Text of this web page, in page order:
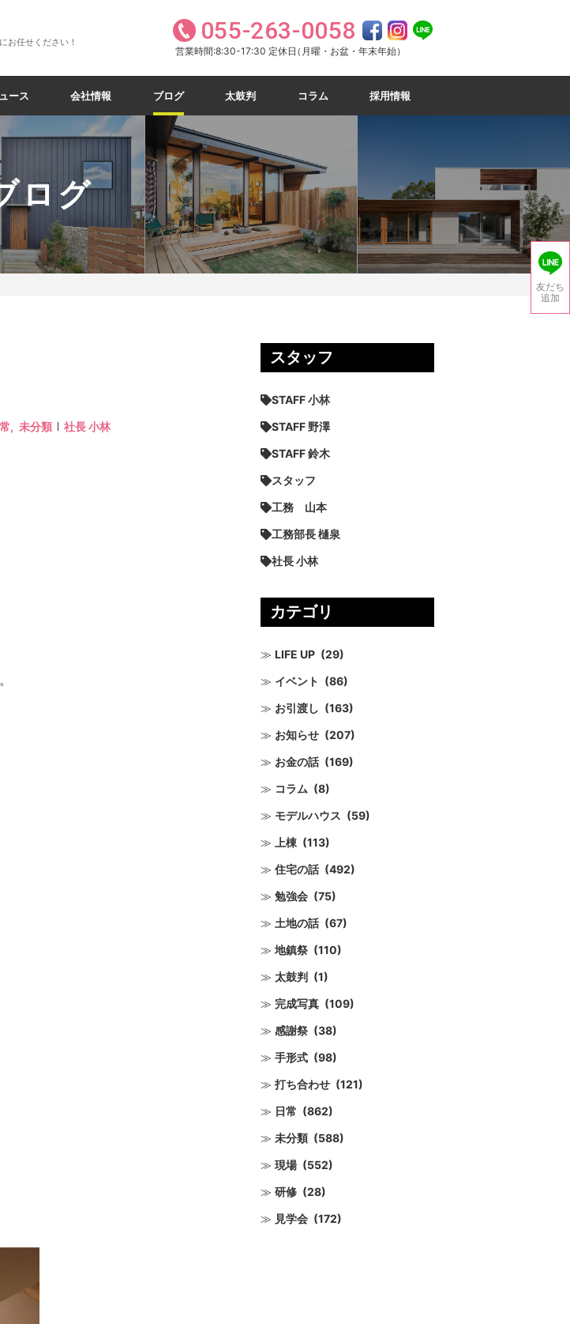
お任せください！ 055-263-0058
営業時間:8:30-17:30 定休日（月曜・お盆・年末年始）
ース 会社情報 ブログ 太鼓判 コラム 採用情報
ログ
, 未分類 社長 小林
スタッフ
STAFF 小林
STAFF 野澤
STAFF 鈴木
スタッフ
工務 山本
工務部長 樋泉
社長 小林
カテゴリ
LIFE UP (29)
イベント (86)
お引渡し (163)
お知らせ (207)
お金の話 (169)
コラム (8)
モデルハウス (59)
上棟 (113)
住宅の話 (492)
勉強会 (75)
土地の話 (67)
地鎮祭 (110)
太鼓判 (1)
完成写真 (109)
感謝祭 (38)
手形式 (98)
打ち合わせ (121)
日常 (862)
未分類 (588)
現場 (552)
研修 (28)
見学会 (172)
友だち
追加